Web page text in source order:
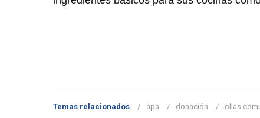
Temas relacionados apa donación ollas